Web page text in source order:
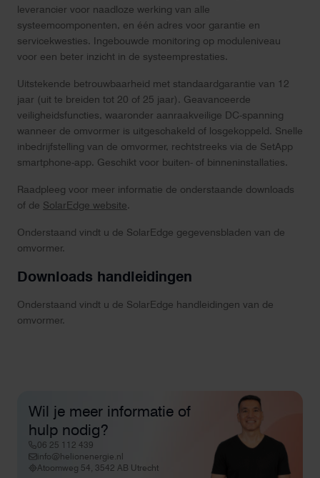
leverancier voor naadloze werking van alle
systeemcomponenten, en één adres voor garantie en
servicekwesties. Ingebouwde monitoring op moduleniveau
voor een beter inzicht in de systeemprestaties.
Uitstekende betrouwbaarheid met standaardgarantie van 12
jaar (uit te breiden tot 20 of 25 jaar). Geavanceerde
veiligheidsfuncties, waaronder aanraakveilige DC-spanning
wanneer de omvormer is uitgeschakeld of losgekoppeld. Snelle
inbedrijfstelling van de omvormer, rechtstreeks via de SetApp
smartphone-app. Geschikt voor buiten- of binneninstallaties.
Raadpleeg voor meer informatie de onderstaande downloads
of de SolarEdge website.
Onderstaand vindt u de SolarEdge gegevensbladen van de
omvormer.
Downloads handleidingen
Onderstaand vindt u de SolarEdge handleidingen van de
omvormer.
Wil je meer informatie of
hulp nodig?
06 25 112 439
info@helionenergie.nl
Atoomweg 54, 3542 AB Utrecht